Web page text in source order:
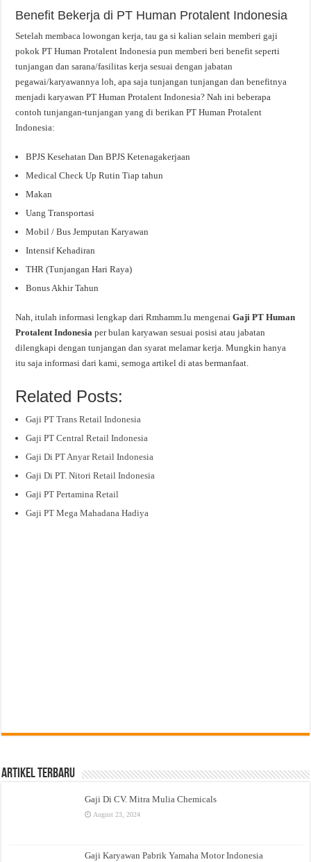
Benefit Bekerja di PT Human Protalent Indonesia
Setelah membaca lowongan kerja, tau ga si kalian selain memberi gaji
pokok PT Human Protalent Indonesia pun memberi beri benefit seperti
tunjangan dan sarana/fasilitas kerja sesuai dengan jabatan
pegawai/karyawannya loh, apa saja tunjangan tunjangan dan benefitnya
menjadi karyawan PT Human Protalent Indonesia? Nah ini beberapa
contoh tunjangan-tunjangan yang di berikan PT Human Protalent
Indonesia:
BPJS Kesehatan Dan BPJS Ketenagakerjaan
Medical Check Up Rutin Tiap tahun
Makan
Uang Transportasi
Mobil / Bus Jemputan Karyawan
Intensif Kehadiran
THR (Tunjangan Hari Raya)
Bonus Akhir Tahun
Nah, itulah informasi lengkap dari Rmhamm.lu mengenaiGaji PT Human
Protalent Indonesiaper bulan karyawan sesuai posisi atau jabatan
dilengkapi dengan tunjangan dan syarat melamar kerja. Mungkin hanya
itu saja informasi dari kami, semoga artikel di atas bermanfaat.
Related Posts:
Gaji PT Trans Retail Indonesia
Gaji PT Central Retail Indonesia
Gaji Di PT Anyar Retail Indonesia
Gaji Di PT. Nitori Retail Indonesia
Gaji PT Pertamina Retail
Gaji PT Mega Mahadana Hadiya
Artikel Terbaru
Gaji Di CV. Mitra Mulia Chemicals
August 23, 2024
Gaji Karyawan Pabrik Yamaha Motor Indonesia